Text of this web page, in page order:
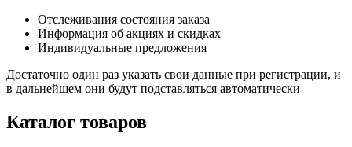
Отслеживания состояния заказа
Информация об акциях и скидках
Индивидуальные предложения
Достаточно один раз указать свои данные при регистрации, и
в дальнейшем они будут подставляться автоматически
Каталог товаров